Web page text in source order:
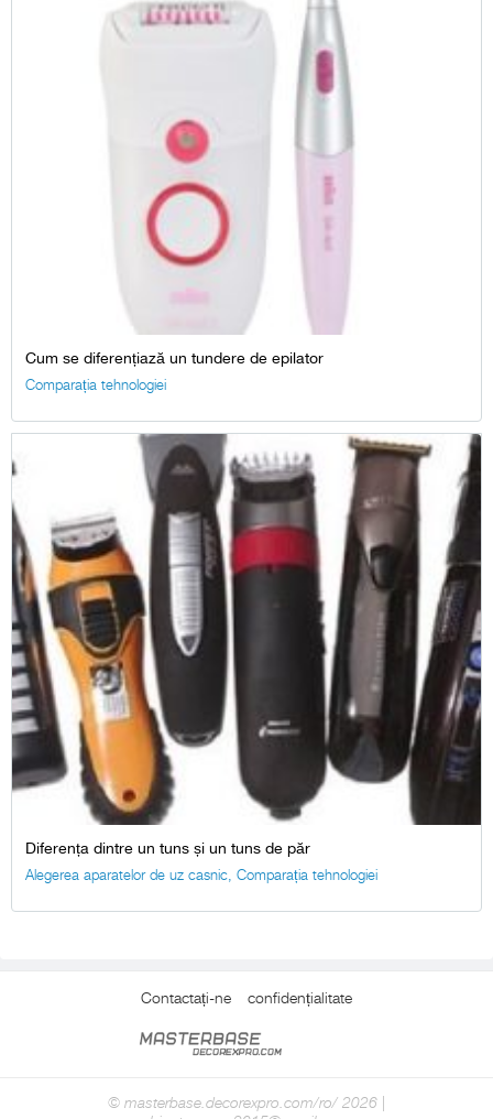
Cum se diferențiază un tundere de epilator
Comparația tehnologiei
Diferența dintre un tuns și un tuns de păr
Alegerea aparatelor de uz casnic, Comparația tehnologiei
Contactați-ne confidențialitate
© masterbase.decorexpro.com/ro/ 2026 |